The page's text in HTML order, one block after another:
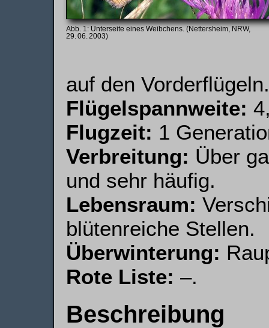
Unterseite eines Weibchens. (Nettersheim, NRW,
29. 06. 2003)
auf den Vorderflügeln.
Flügelspannweite:
Flugzeit: 1
Verbreitung: Über
und sehr häufig.
Lebensraum:
blütenreiche Stellen.
Überwinterung:
Rote Liste: –.
Beschreibung